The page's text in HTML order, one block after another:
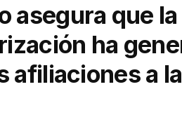
asegura que la
ha
afiliaciones a